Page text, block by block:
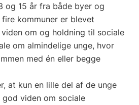
og 15 år fra både byer og
kommuner er blevet
om og holdning til sociale
om almindelige unge, hvor
med én eller begge
at kun en lille del af de unge
god viden om sociale